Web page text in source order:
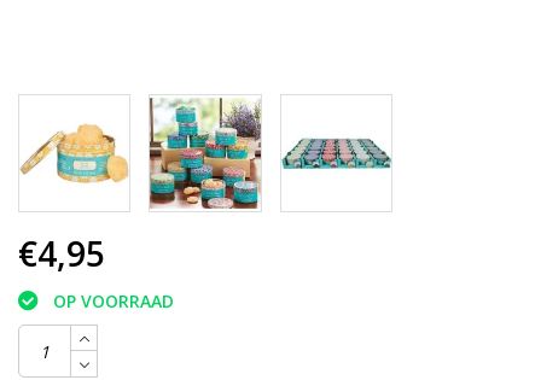
€4,95
OP VOORRAAD